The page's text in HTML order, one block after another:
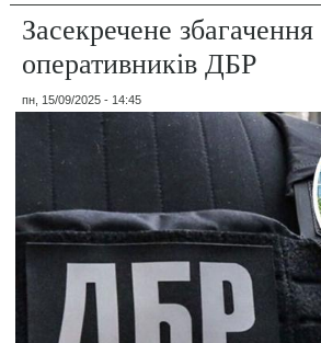
Засекречене збагачення
оперативників ДБР
пн, 15/09/2025 - 14:45